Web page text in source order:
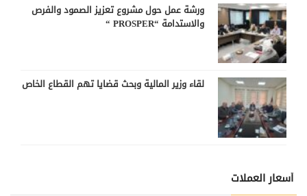
ورشة عمل حول مشروع تعزيز الصمود والفرص
والاستدامة “PROSPER “
لقاء وزير المالية وبحث قضايا تهم القطاع الخاص
أسعار العملات